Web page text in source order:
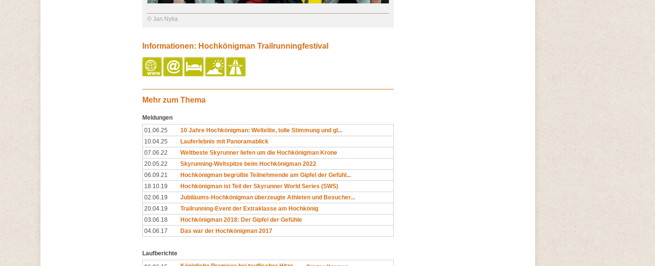
© Jan Nyka
Informationen: Hochkönigman Trailrunningfestival
Mehr zum Thema
Meldungen
01.06.25
10 Jahre Hochkönigman: Weltelite, tolle Stimmung und gl...
10.04.25
Lauferlebnis mit Panoramablick
07.06.22
Weltbeste Skyrunner liefen um die Hochkönigman Krone
20.05.22
Skyrunning-Weltspitze beim Hochkönigman 2022
06.09.21
Hochkönigman begrüßte Teilnehmende am Gipfel der Gefühl...
18.10.19
Hochkönigman ist Teil der Skyrunner World Series (SWS)
02.06.19
Jubiläums-Hochkönigman überzeugte Athleten und Besucher...
20.04.19
Trailrunning-Event der Extraklasse am Hochkönig
03.06.18
Hochkönigman 2018: Der Gipfel der Gefühle
04.06.17
Das war der Hochkönigman 2017
Laufberichte